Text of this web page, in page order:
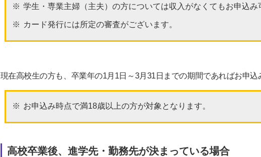
学生・専業主婦（主夫）の方については収入がなくてもお申込み
カード発行には所定の審査がございます。
現在高校生の方も、卒業年の1月1日～3月31日までの期間であればお申込
お申込み時点で満18歳以上の方が対象となります。
高校卒業後、進学先・勤務先が決まっている場合